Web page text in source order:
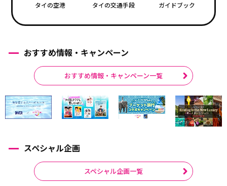
タイの空港 タイの交通手段 ガイドブック
おすすめ情報・キャンペーン
おすすめ情報・キャンペーン一覧
スペシャル企画
スペシャル企画一覧